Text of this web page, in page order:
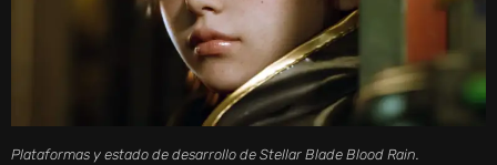
Plataformas y estado de desarrollo de Stellar Blade Blood Rain.